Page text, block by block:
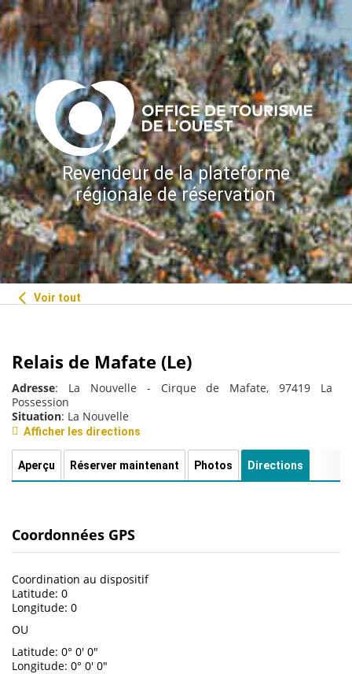
Revendeur de la plateforme
régionale de réservation
Voir tout
Relais de Mafate (Le)
Adresse: La Nouvelle - Cirque de Mafate, 97419 La
Possession
Situation: La Nouvelle
Afficher les directions
Aperçu Réserver maintenant Photos Directions
Coordonnées GPS
Coordination au dispositif
Latitude: 0
Longitude: 0
OU
Latitude: 0° 0' 0"
Longitude: 0° 0' 0"